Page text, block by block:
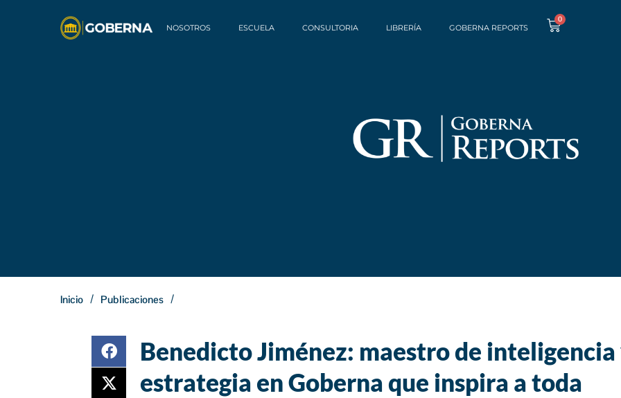
NOSOTROS ESCUELA CONSULTORIA LIBRERÍA GOBERNA REPORTS
0
Inicio / Publicaciones /
Benedicto Jiménez: maestro de inteligencia
estrategia en Goberna que inspira a toda